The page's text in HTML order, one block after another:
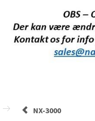
NX-3000